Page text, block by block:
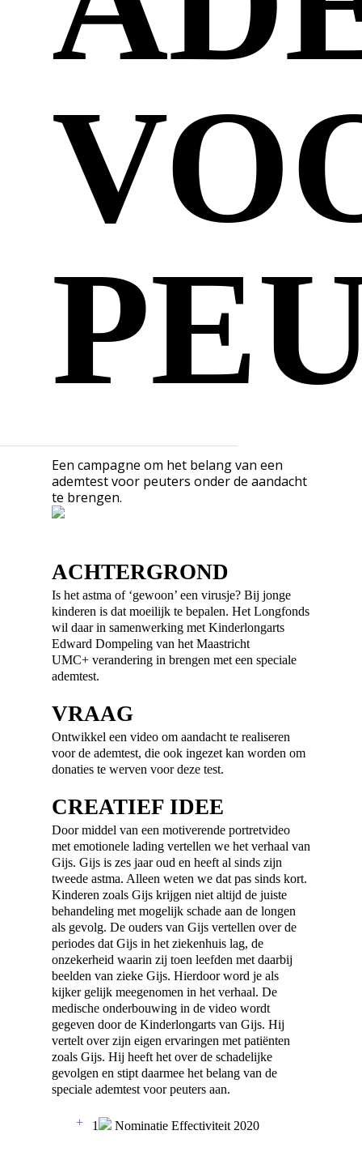
Een campagne om het belang van een
ademtest voor peuters onder de aandacht
te brengen.
ACHTERGROND
Is het astma of ‘gewoon’ een virusje? Bij jonge
kinderen is dat moeilijk te bepalen. Het Longfonds
wil daar in samenwerking met Kinderlongarts
Edward Dompeling van het Maastricht
UMC+ verandering in brengen met een speciale
ademtest.
VRAAG
Ontwikkel een video om aandacht te realiseren
voor de ademtest, die ook ingezet kan worden om
donaties te werven voor deze test.
CREATIEF IDEE
Door middel van een motiverende portretvideo
met emotionele lading vertellen we het verhaal van
Gijs. Gijs is zes jaar oud en heeft al sinds zijn
tweede astma. Alleen weten we dat pas sinds kort.
Kinderen zoals Gijs krijgen niet altijd de juiste
behandeling met mogelijk schade aan de longen
als gevolg. De ouders van Gijs vertellen over de
periodes dat Gijs in het ziekenhuis lag, de
onzekerheid waarin zij toen leefden met daarbij
beelden van zieke Gijs. Hierdoor word je als
kijker gelijk meegenomen in het verhaal. De
medische onderbouwing in de video wordt
gegeven door de Kinderlongarts van Gijs. Hij
vertelt over zijn eigen ervaringen met patiënten
zoals Gijs. Hij heeft het over de schadelijke
gevolgen en stipt daarmee het belang van de
speciale ademtest voor peuters aan.
1 Nominatie Effectiviteit 2020